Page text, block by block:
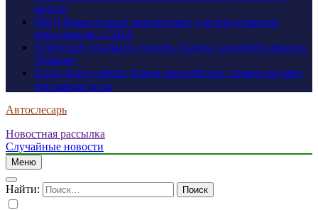
неделе
МИД Ирана назвал препятствие для продолжения
переговоров с США
Зеленский отказался считать Трампа гарантией мира на
Украине
Ехать через греков: Какие европейские страны выдают
россиянам визы
Автослесарь
Новостная рассылка
Случайные новости
Меню
Найти: